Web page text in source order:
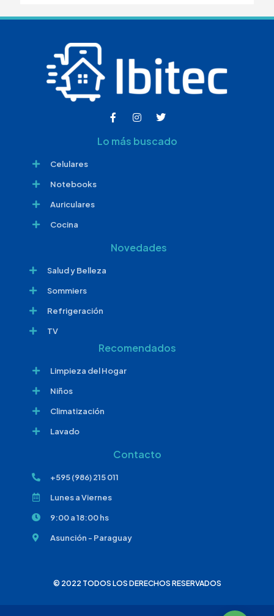
Lo más buscado
Celulares
Notebooks
Auriculares
Cocina
Novedades
Salud y Belleza
Sommiers
Refrigeración
TV
Recomendados
Limpieza del Hogar
Niños
Climatización
Lavado
Contacto
+595 (986) 215 011
Lunes a Viernes
9:00 a 18:00 hs
Asunción - Paraguay
© 2022 TODOS LOS DERECHOS RESERVADOS